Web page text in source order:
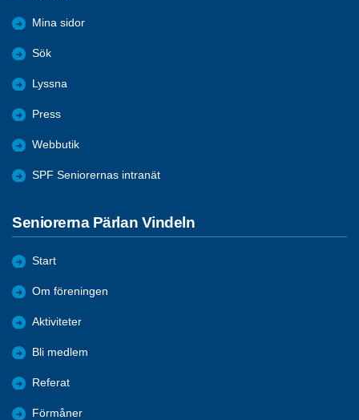
Mina sidor
Sök
Lyssna
Press
Webbutik
SPF Seniorernas intranät
Seniorerna Pärlan Vindeln
Start
Om föreningen
Aktiviteter
Bli medlem
Referat
Förmåner